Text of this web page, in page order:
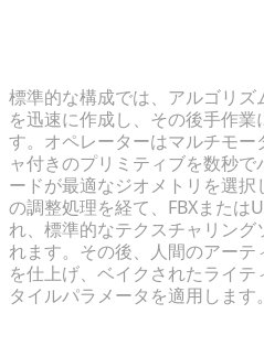
標準的な構成では、アルゴリ
を迅速に作成し、その後手作業
す。オペレーターはマルチモ
ャ付きのプリミティブを数秒
ードが最適なジオメトリを選
の調整処理を経て、FBXまたは
れ、標準的なテクスチャリン
れます。その後、人間のアー
を仕上げ、ベイクされたライ
タイルパラメータを適用します。